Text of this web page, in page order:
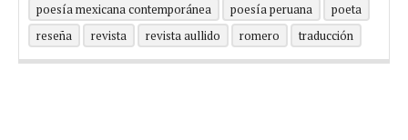
poesía mexicana contemporánea
poesía peruana
poeta
reseña
revista revista aullido romero traducción